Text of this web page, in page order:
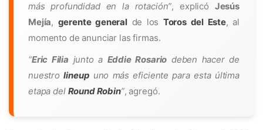
más profundidad en la rotación”, explicó Jesús
Mejía, gerente general de los Toros del Este, al
momento de anunciar las firmas.
“Eric Filia junto a Eddie Rosario deben hacer de
nuestrolineup uno más eficiente para esta última
etapa del Round Robin”, agregó.